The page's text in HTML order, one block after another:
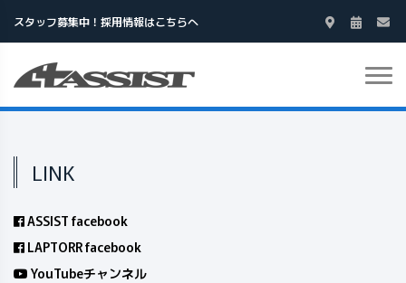
スタッフ募集中！採用情報はこちらへ
LINK
ASSIST facebook
LAPTORR facebook
YouTubeチャンネル